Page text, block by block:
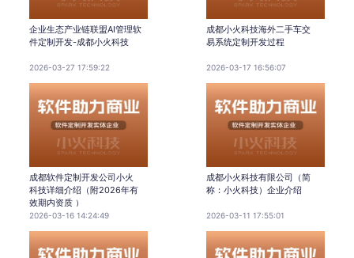
企业生态产业链联盟AI管理软
件定制开发-成都小火科技
2026-03-27 17:59:22
成都小火科技海外二手车交
易系统定制开发过程
2026-03-17 16:56:07
成都软件定制开发公司小火
科技详细介绍（附2026年有
效期内资质 ）
2026-03-16 14:24:49
成都小火科技有限公司（简
称：小火科技）企业介绍
2026-03-11 17:55:01